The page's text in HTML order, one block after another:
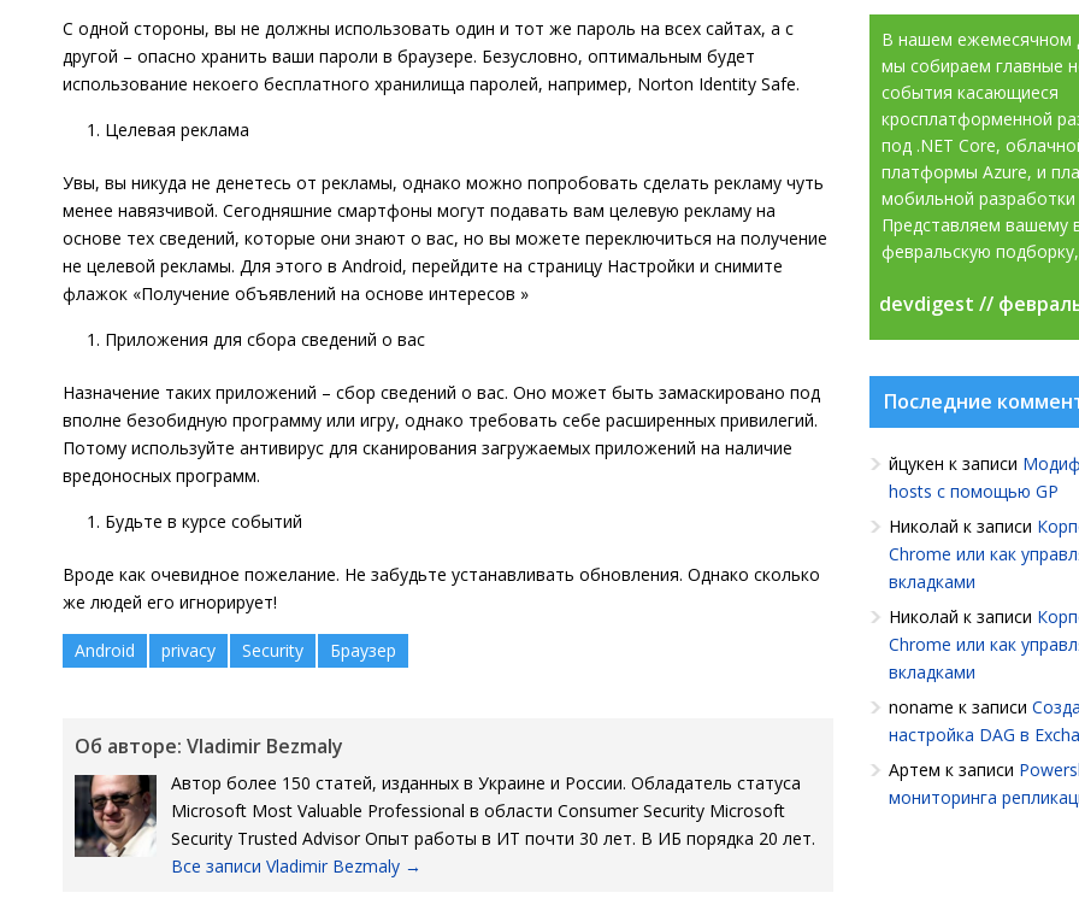
С одной стороны, вы не должны использовать один и тот же пароль на всех сайтах, а с
другой – опасно хранить ваши пароли в браузере. Безусловно, оптимальным будет
использование некоего бесплатного хранилища паролей, например, Norton Identity Safe.
Целевая реклама
Увы, вы никуда не денетесь от рекламы, однако можно попробовать сделать рекламу чуть
менее навязчивой. Сегодняшние смартфоны могут подавать вам целевую рекламу на
основе тех сведений, которые они знают о вас, но вы можете переключиться на получение
не целевой рекламы. Для этого в Android, перейдите на страницу Настройки и снимите
флажок «Получение объявлений на основе интересов »
Приложения для сбора сведений о вас
Назначение таких приложений – сбор сведений о вас. Оно может быть замаскировано под
вполне безобидную программу или игру, однако требовать себе расширенных привилегий.
Потому используйте антивирус для сканирования загружаемых приложений на наличие
вредоносных программ.
Будьте в курсе событий
Вроде как очевидное пожелание. Не забудьте устанавливать обновления. Однако сколько
же людей его игнорирует!
Android privacy Security Браузер
Об авторе: Vladimir Bezmaly
Автор более 150 статей, изданных в Украине и России. Обладатель статуса
Microsoft Most Valuable Professional в области Consumer Security Microsoft
Security Trusted Advisor Опыт работы в ИТ почти 30 лет. В ИБ порядка 20 лет.
Все записи Vladimir Bezmaly →
devdigest //
В нашем ежемесячном
мы собираем главные
события касающиеся
кросплатформенной
под .NET Core,
платформы Azure, и
мобильной разработки
Представляем вашему
февральскую
devdigest //
Последние
йцукен к записи
hosts с помощью GP
Николай к записи
Chrome или как
вкладками
Николай к записи
Chrome или как
вкладками
noname к записи
настройка DAG в
Артем к записи
мониторинга